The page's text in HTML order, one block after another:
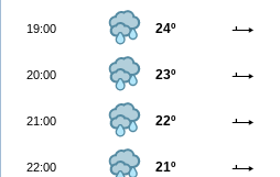
19:00 24º
20:00 23º
21:00 22º
22:00 21º